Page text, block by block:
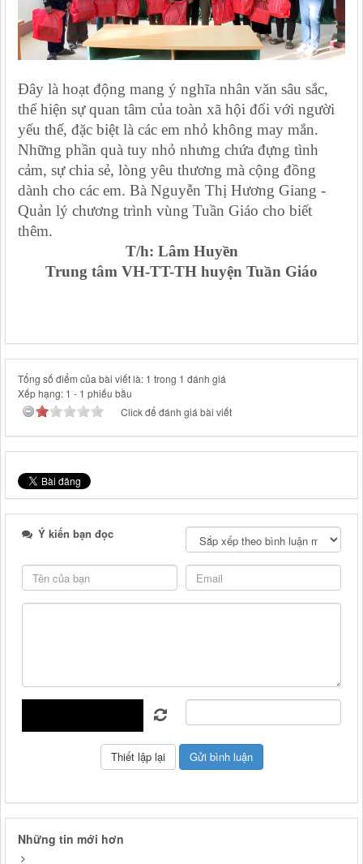
Đây là hoạt động mang ý nghĩa nhân văn sâu sắc,
thể hiện sự quan tâm của toàn xã hội đối với người
yếu thế, đặc biệt là các em nhỏ không may mắn.
Những phần quà tuy nhỏ nhưng chứa đựng tình
cảm, sự chia sẻ, lòng yêu thương mà cộng đồng
dành cho các em. Bà Nguyễn Thị Hương Giang -
Quản lý chương trình vùng Tuần Giáo cho biết
thêm.
T/h: Lâm Huyền
Trung tâm VH-TT-TH huyện Tuần Giáo
Tổng số điểm của bài viết là: 1 trong 1 đánh giá
Xếp hạng: 1 - 1 phiếu bầu
Click để đánh giá bài viết
Ý kiến bạn đọc
Những tin mới hơn